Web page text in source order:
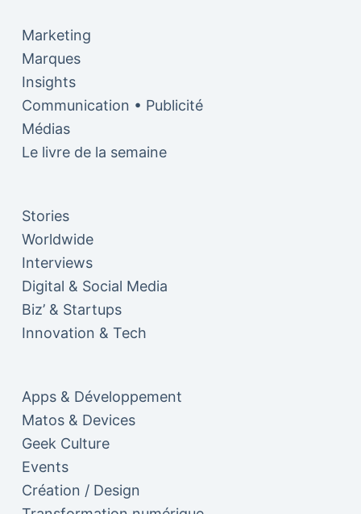
Marketing
Marques
Insights
Communication • Publicité
Médias
Le livre de la semaine
Stories
Worldwide
Interviews
Digital & Social Media
Biz’ & Startups
Innovation & Tech
Apps & Développement
Matos & Devices
Geek Culture
Events
Création / Design